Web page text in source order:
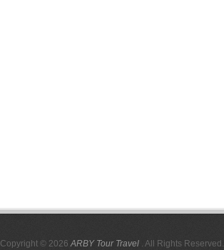
Copyright © 2026ARBY Tour Travel . All Rights Reserved.